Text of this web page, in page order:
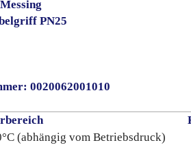
PN25
0020062001010
(abhängig vom Betriebsdruck)